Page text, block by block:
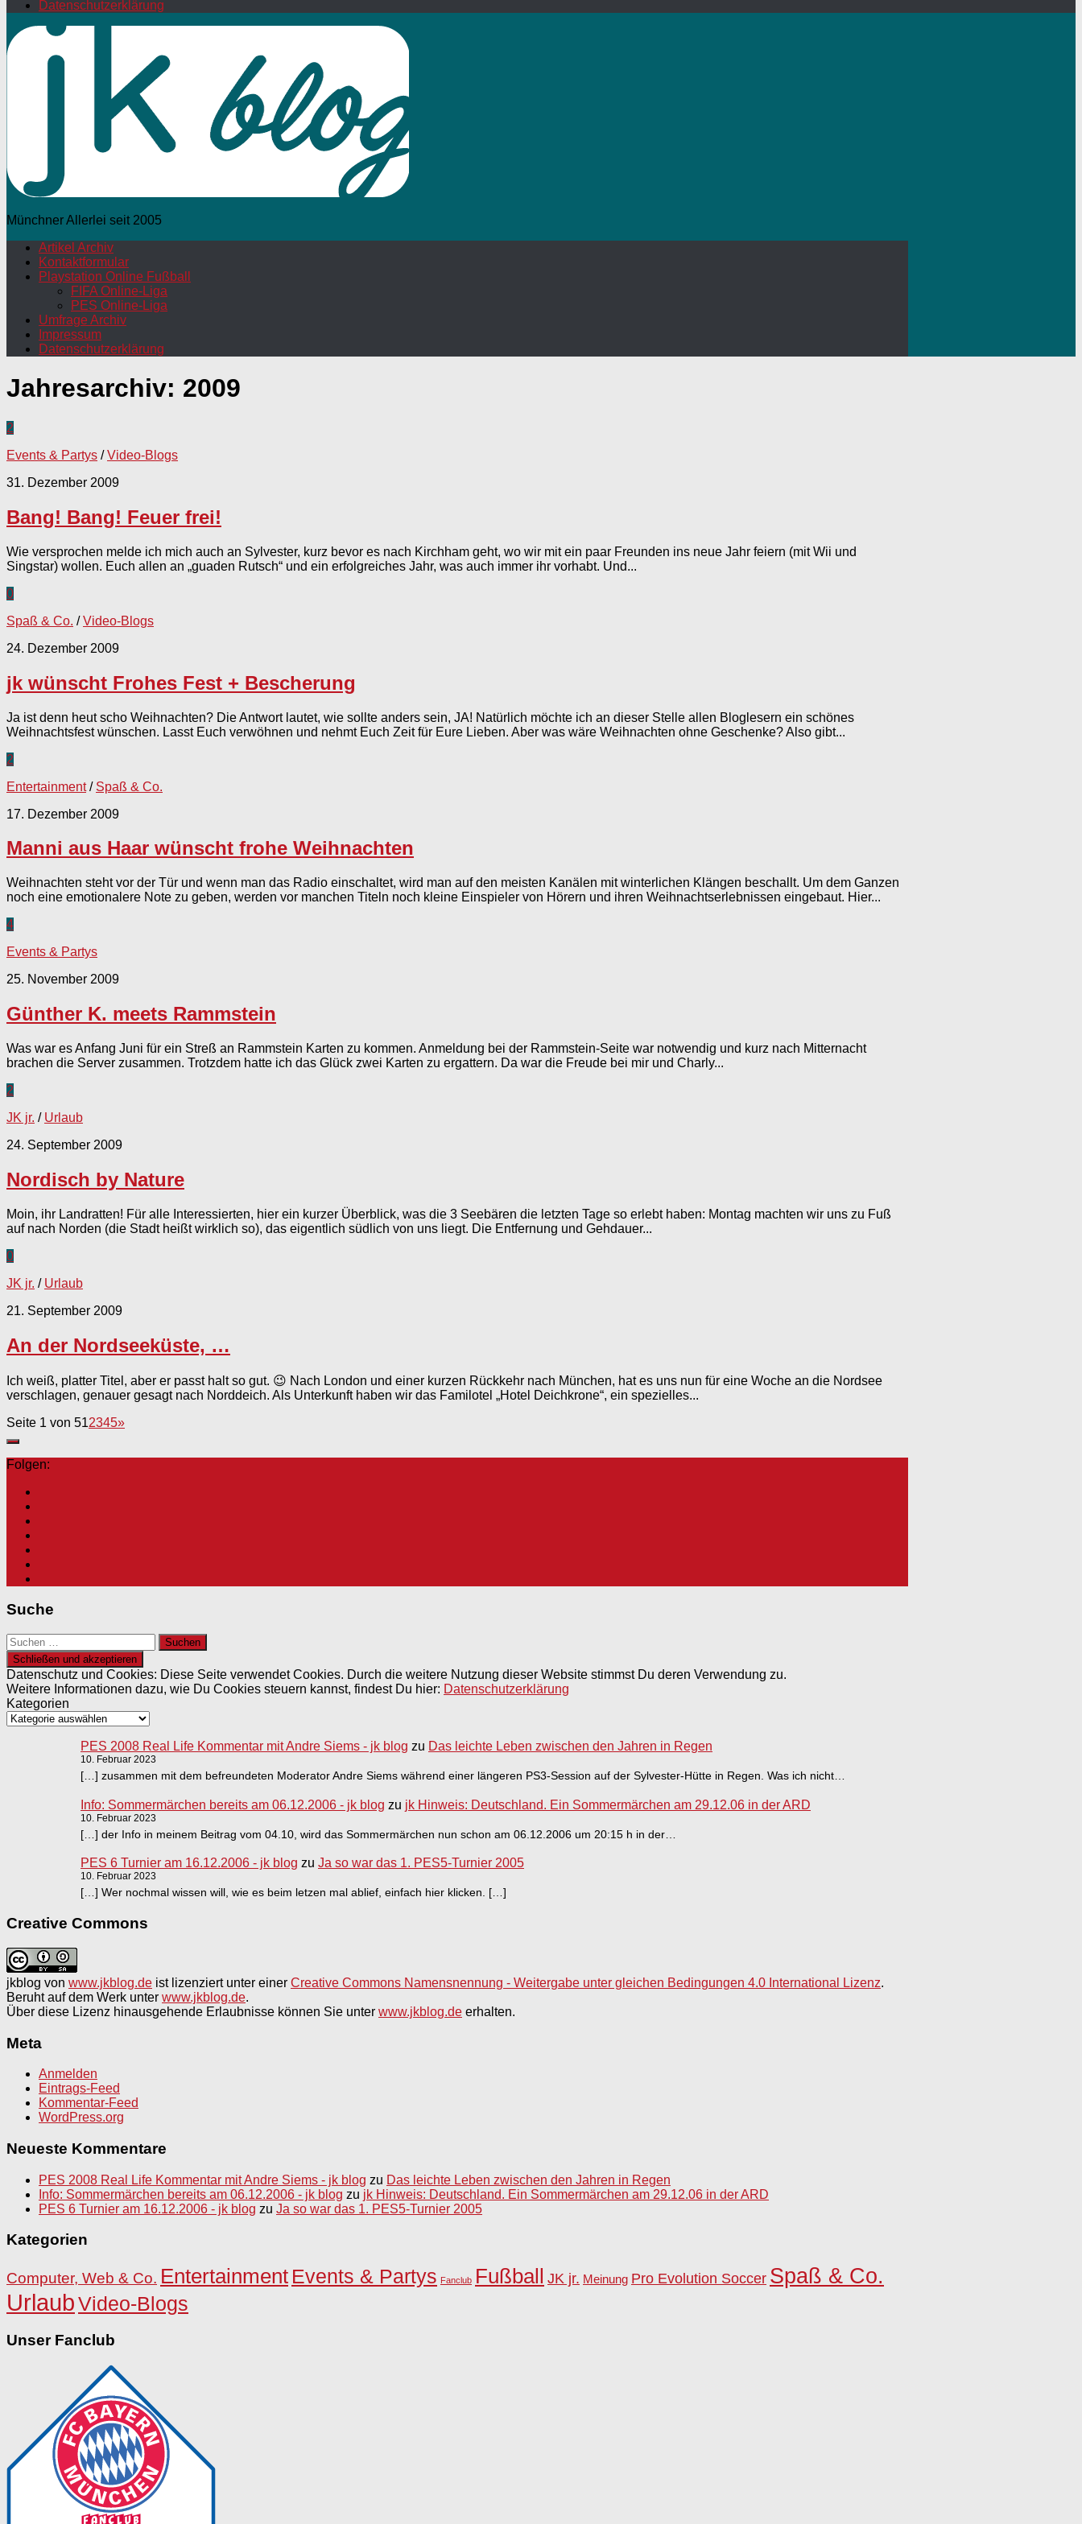
Datenschutzerklärung
Münchner Allerlei seit 2005
Artikel Archiv
Kontaktformular
Playstation Online Fußball
FIFA Online-Liga
PES Online-Liga
Umfrage Archiv
Impressum
Datenschutzerklärung
Jahresarchiv: 2009
2
Events & Partys /Video-Blogs
31. Dezember 2009
Bang! Bang! Feuer frei!
Wie versprochen melde ich mich auch an Sylvester, kurz bevor es nach Kirchham geht, wo wir mit ein paar Freunden ins neue Jahr feiern (mit Wii und
Singstar) wollen. Euch allen an „guaden Rutsch“ und ein erfolgreiches Jahr, was auch immer ihr vorhabt. Und...
0
Spaß & Co. /Video-Blogs
24. Dezember 2009
jk wünscht Frohes Fest + Bescherung
Ja ist denn heut scho Weihnachten? Die Antwort lautet, wie sollte anders sein, JA! Natürlich möchte ich an dieser Stelle allen Bloglesern ein schönes
Weihnachtsfest wünschen. Lasst Euch verwöhnen und nehmt Euch Zeit für Eure Lieben. Aber was wäre Weihnachten ohne Geschenke? Also gibt...
2
Entertainment/ Spaß & Co.
17. Dezember 2009
Manni aus Haar wünscht frohe Weihnachten
Weihnachten steht vor der Tür und wenn man das Radio einschaltet, wird man auf den meisten Kanälen mit winterlichen Klängen beschallt. Um dem Ganzen
noch eine emotionalere Note zu geben, werden vor manchen Titeln noch kleine Einspieler von Hörern und ihren Weihnachtserlebnissen eingebaut. Hier...
4
Events & Partys
25. November 2009
Günther K. meets Rammstein
Was war es Anfang Juni für ein Streß an Rammstein Karten zu kommen. Anmeldung bei der Rammstein-Seite war notwendig und kurz nach Mitternacht
brachen die Server zusammen. Trotzdem hatte ich das Glück zwei Karten zu ergattern. Da war die Freude bei mir und Charly...
2
JK jr. / Urlaub
24. September 2009
Nordisch by Nature
Moin, ihr Landratten! Für alle Interessierten, hier ein kurzer Überblick, was die 3 Seebären die letzten Tage so erlebt haben: Montag machten wir uns zu Fuß
auf nach Norden (die Stadt heißt wirklich so), das eigentlich südlich von uns liegt. Die Entfernung und Gehdauer...
0
JK jr. / Urlaub
21. September 2009
An der Nordseeküste, …
Ich weiß, platter Titel, aber er passt halt so gut. 😉 Nach London und einer kurzen Rückkehr nach München, hat es uns nun für eine Woche an die Nordsee
verschlagen, genauer gesagt nach Norddeich. Als Unterkunft haben wir das Familotel „Hotel Deichkrone“, ein spezielles...
Seite 1 von 512345»
Folgen:
Suche
Suchen
nach:
Datenschutz und Cookies: Diese Seite verwendet Cookies. Durch die weitere Nutzung dieser Website stimmst Du deren Verwendung zu.
Weitere Informationen dazu, wie Du Cookies steuern kannst, findest Du hier: Datenschutzerklärung
Kategorien
PES 2008 Real Life Kommentar mit Andre Siems - jk blog zu Das leichte Leben zwischen den Jahren in Regen
10. Februar 2023
[…] zusammen mit dem befreundeten Moderator Andre Siems während einer längeren PS3-Session auf der Sylvester-Hütte in Regen. Was ich nicht…
Info: Sommermärchen bereits am 06.12.2006 - jk blog zu jk Hinweis: Deutschland. Ein Sommermärchen am 29.12.06 in der ARD
10. Februar 2023
[…] der Info in meinem Beitrag vom 04.10, wird das Sommermärchen nun schon am 06.12.2006 um 20:15 h in der…
PES 6 Turnier am 16.12.2006 - jk blog zu Ja so war das 1. PES5-Turnier 2005
10. Februar 2023
[…] Wer nochmal wissen will, wie es beim letzen mal ablief, einfach hier klicken. […]
Creative Commons
jkblog von www.jkblog.de ist lizenziert unter einer Creative Commons Namensnennung - Weitergabe unter gleichen Bedingungen 4.0 International Lizenz.
Beruht auf dem Werk unter www.jkblog.de.
Über diese Lizenz hinausgehende Erlaubnisse können Sie unter www.jkblog.de erhalten.
Meta
Anmelden
Eintrags-Feed
Kommentar-Feed
WordPress.org
Neueste Kommentare
PES 2008 Real Life Kommentar mit Andre Siems - jk blog zu Das leichte Leben zwischen den Jahren in Regen
Info: Sommermärchen bereits am 06.12.2006 - jk blog zu jk Hinweis: Deutschland. Ein Sommermärchen am 29.12.06 in der ARD
PES 6 Turnier am 16.12.2006 - jk blog zu Ja so war das 1. PES5-Turnier 2005
Kategorien
Computer, Web & Co. Entertainment Events & Partys Fanclub Fußball JK jr. Meinung Pro Evolution Soccer Spaß & Co.
UrlaubVideo-Blogs
Unser Fanclub